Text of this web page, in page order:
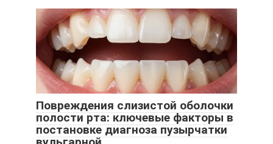
Повреждения слизистой оболочки
полости рта: ключевые факторы в
постановке диагноза пузырчатки